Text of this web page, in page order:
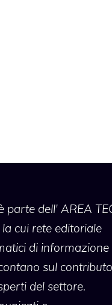
parte dell' AREA
cui rete editoriale
di informazione
sul
del settore.